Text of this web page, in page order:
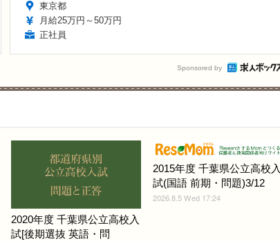
東京都
月給25万円～50万円
正社員
Sponsored by
2020年度 千葉県公立高校入
試[後期選抜 英語・問
2015年度 千葉県公立高校入
試(国語 前期・問題)3/12
2026.8.5 Wed 17:24